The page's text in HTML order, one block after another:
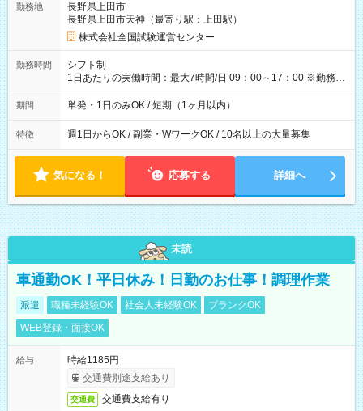
例】 ・河合塾模擬試験 8:30～17:30（休憩1時間） 時給1,300円
×8時間＝日収10,400円＋交通費 ※当日の役割により時給＋100
円の場合あり ・国家試験 7:00～13:30（休憩なし） 時給1,300
円（役割手当＋100円）×6時間＝日収8,400円＋交通費 【試用期
間】試用期間なし
勤務地
長野県上田市
長野県上田市天神（最寄り駅：上田駅）
株式会社全国試験運営センター
勤務時間
シフト制
1日あたりの実働時間：最大7時間/日 09：00～17：00 ※勤務時
間は 試験により異なります。
期間 単発・1日のみOK / 短期（1ヶ月以内）
特徴 週1日からOK / 副業・WワークOK / 10名以上の大量募集
気になる！ 応募する 詳細へ
未読
車通勤OK！平日休み！日勤のお仕事！調理作業
派遣 職種未経験OK 社会人未経験OK
ブランクOK
WEB登録・面接OK
給与
時給1185円
交通費別途支給あり
交通費 交通費支給有り